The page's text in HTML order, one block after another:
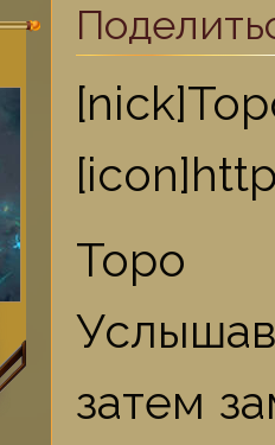
Торо
затем